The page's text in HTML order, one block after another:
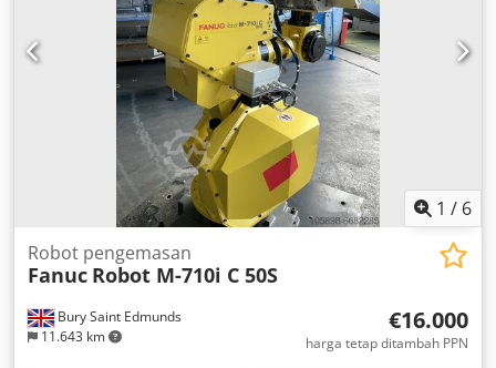
1 / 6
Bury Saint Edmunds
11.643 km
Robot pengemasan
Fanuc Robot M-710i C 50S
€16.000
harga tetap ditambah PPN